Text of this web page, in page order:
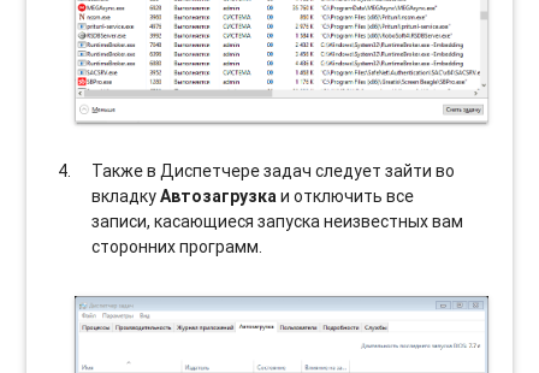
Также в Диспетчере задач следует зайти во
вкладкуАвтозагрузкаи отключить все
записи, касающиеся запуска неизвестных вам
сторонних программ.